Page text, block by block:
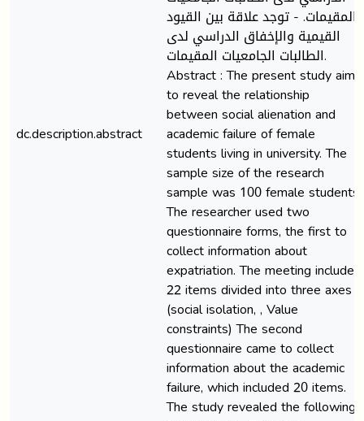
dc.description.abstract
المقيمات. - توجد علاقة بين القيود
القيمية والإخفاق الدراسي لدى
الطالبات الجامعيات المقيمات.
Abstract : The present study aims
to reveal the relationship
between social alienation and
academic failure of female
students living in university. The
sample size of the research
sample was 100 female students.
The researcher used two
questionnaire forms, the first to
collect information about
expatriation. The meeting included
22 items divided into three axes
(social isolation, , Value
constraints) The second
questionnaire came to collect
information about the academic
failure, which included 20 items.
The study revealed the following